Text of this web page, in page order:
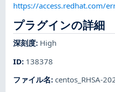
https://access.redhat.com/
プラグインの詳細
深刻度: High
ID: 138378
ファイル名:centos_RHSA-